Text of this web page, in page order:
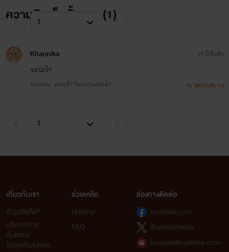
ไอ้ตี๋:เฮ้ย!น้องชาย เป็นงะ ไงเฮ้ยยยยย น้องมีนมได้ไงว่ะ
(ไอ้นี่วอนซะแล้ว...มึงกล้ามากนะ)
----------------------------------------
ตัวละครเพิ่มเติ่ม.....
ความคิดเห็นทั้งหมด (1)
Khannika
รอน่ะจ้า
จากตอน: ตอนที่7:วินซ่ากะแฟนต้า
10 ปีที่แล้ว
ตอบกลับ (1)
เกี่ยวกับเรา
ธัญวลัยคือ?
นโยบายการ
คุ้มครอง
ข้อมูลส่วนบุคคล
ช่วยเหลือ
บทความ
FAQ
ช่องทางติดต่อ
tunwalai.com
@webtunwalai
tunwalai@ookbee.com